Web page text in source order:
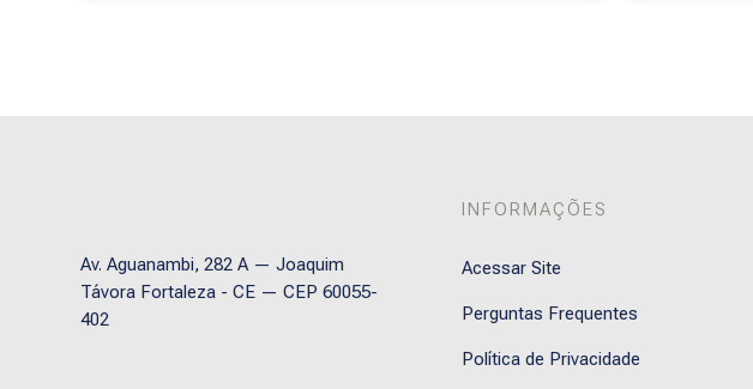
Av. Aguanambi, 282 A — Joaquim
Távora Fortaleza - CE — CEP 60055-
402
INFORMAÇÕES
Acessar Site
Perguntas Frequentes
Política de Privacidade